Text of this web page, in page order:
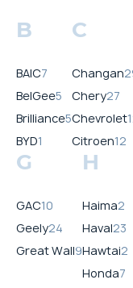
B
BAIC7
BelGee5
Brilliance5
BYD1
C
Changan
Chery27
Chevrolet
Citroen12
G
GAC10
Geely24
Great Wall9
H
Haima2
Haval23
Hawtai2
Honda7